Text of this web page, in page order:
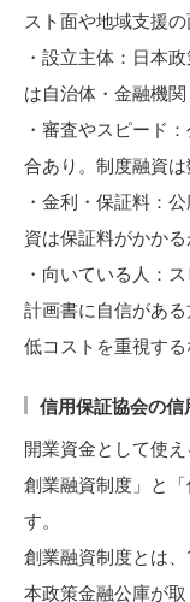
スト面や地域支援の
・設立主体：日本
は自治体・金融機関
・審査やスピード
合あり。制度融資は
・金利・保証料：
資は保証料がかか
・向いている人：
計画書に自信があ
低コストを重視する
信用保証協会の
開業資金として使
創業融資制度」と
す。
創業融資制度とは
本政策金融公庫が取